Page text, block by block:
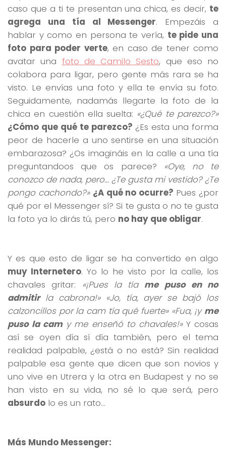
caso que a ti te presentan una chica, es decir, te
agrega una tía al Messenger. Empezáis a
hablar y como en persona te vería, te pide una
foto para poder verte, en caso de tener como
avatar una foto de Camilo Sesto, que eso no
colabora para ligar, pero gente más rara se ha
visto. Le envías una foto y ella te envía su foto.
Seguidamente, nadamás llegarte la foto de la
chica en cuestión ella suelta: «¿Qué te parezco?»
¿Cómo que qué te parezco? ¿Es esta una forma
peor de hacerle a uno sentirse en una situación
embarazosa? ¿Os imagináis en la calle a una tía
preguntandoos que os parece? «Oye, no te
conozco de nada, pero… ¿Te gusta mi vestido? ¿Te
pongo cachondo?» ¿A qué no ocurre? Pues ¿por
qué por el Messenger sí? Si te gusta o no te gusta
la foto ya lo dirás tú, pero no hay que obligar.
Y es que esto de ligar se ha convertido en algo
muy Internetero. Yo lo he visto por la calle, los
chavales gritar:
«¡Pues la tía me puso en no
admitirla cabrona!» «Jo, tía, ayer se bajó los
calzoncillos por la cam tía qué fuerte» «Fua, ¡y me
puso la camy me enseñó to chavales!»Y cosas
así se oyen día sí día también, pero el tema
realidad palpable, ¿está o no está? Sin realidad
palpable esa gente que dicen que son novios y
uno vive en Utrera y la otra en Budapest y no se
han visto en su vida, no sé lo que será, pero
absurdo lo es un rato…
Más Mundo Messenger: